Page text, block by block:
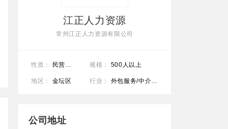
江正人力资源
常州江正人力资源有限公司
性质： 民营公司 规模： 500人以上
地区： 金坛区 行业： 外包服务/中介服务
公司地址